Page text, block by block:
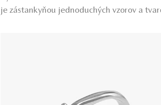
je zástankyňou jednoduchých vzorov a